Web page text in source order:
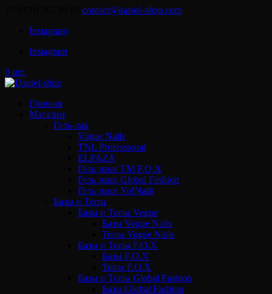
contact@daniel-shop.com
Instagram
Instagram
0 шт.
Главная
Магазин
Гель-лак
Vogue Nails
TNL Professional
ELPAZA
Гель лаки ТМ F.O.X
Гель лаки Global Fashion
Гель лаки Yo!Nails
Базы и Топы
Базы и Топы Vogue
Базы Vogue Nails
Топы Vogue Nails
Базы и Топы F.O.X
Базы F.O.X
Топы F.O.X
Базы и Топы Global Fashion
Базы Global Fashion